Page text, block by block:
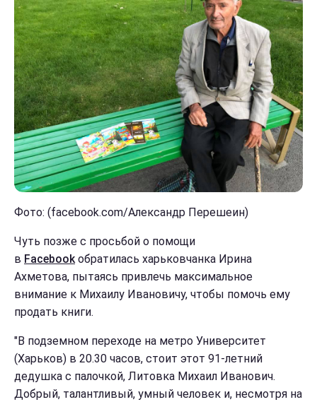
Фото: (facebook.com/Александр Перешеин)
Чуть позже с просьбой о помощи
в Facebookобратилась харьковчанка Ирина
Ахметова, пытаясь привлечь максимальное
внимание к Михаилу Ивановичу, чтобы помочь ему
продать книги.
"В подземном переходе на метро Университет
(Харьков) в 20.30 часов, стоит этот 91-летний
дедушка с палочкой, Литовка Михаил Иванович.
Добрый, талантливый, умный человек и, несмотря на